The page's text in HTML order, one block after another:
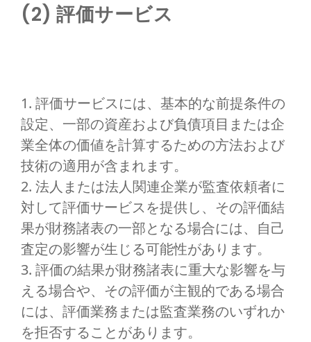
(2) 評価サービス
1. 評価サービスには、基本的な前提条件の
設定、一部の資産および負債項目または企
業全体の価値を計算するための方法および
技術の適用が含まれます。
2. 法人または法人関連企業が監査依頼者に
対して評価サービスを提供し、その評価結
果が財務諸表の一部となる場合には、自己
査定の影響が生じる可能性があります。
3. 評価の結果が財務諸表に重大な影響を与
える場合や、その評価が主観的である場合
には、評価業務または監査業務のいずれか
を拒否することがあります。